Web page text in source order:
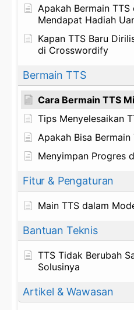
Apakah Bermain
Mendapat Hadiah
Kapan TTS Baru
di Crosswordify
Bermain TTS
Cara Bermain TTS
Tips Menyelesaikan
Apakah Bisa
Menyimpan Progres
Fitur & Pengaturan
Main TTS dalam
Bantuan Teknis
TTS Tidak Berubah
Solusinya
Artikel & Wawasan